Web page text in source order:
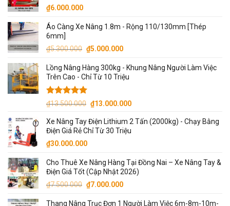
₫6.000.000
Áo Càng Xe Nâng 1.8m - Rộng 110/130mm [Thép
6mm]
₫5.300.000 Giá
là:
₫5.300.000.
₫5.000.000Giá
tại
là:
Lồng Nâng Hàng 300kg - Khung Nâng Người Làm Việc
Trên Cao - Chỉ Từ 10 Triệu
Được xếp
5 sao
₫13.500.000 Giá
là:
₫13.500.000.
₫13.000.000Giá
tại
Xe Nâng Tay Điện Lithium 2 Tấn (2000kg) - Chạy Bằng
Điện Giá Rẻ Chỉ Từ 30 Triệu
₫30.000.000
Cho Thuê Xe Nâng Hàng Tại Đồng Nai – Xe Nâng Tay &
Điện Giá Tốt (Cập Nhật 2026)
₫7.500.000 Giá
₫7.000.000Giá
Thang Nâng Trục Đơn 1 Người Làm Việc 6m-8m-10m-